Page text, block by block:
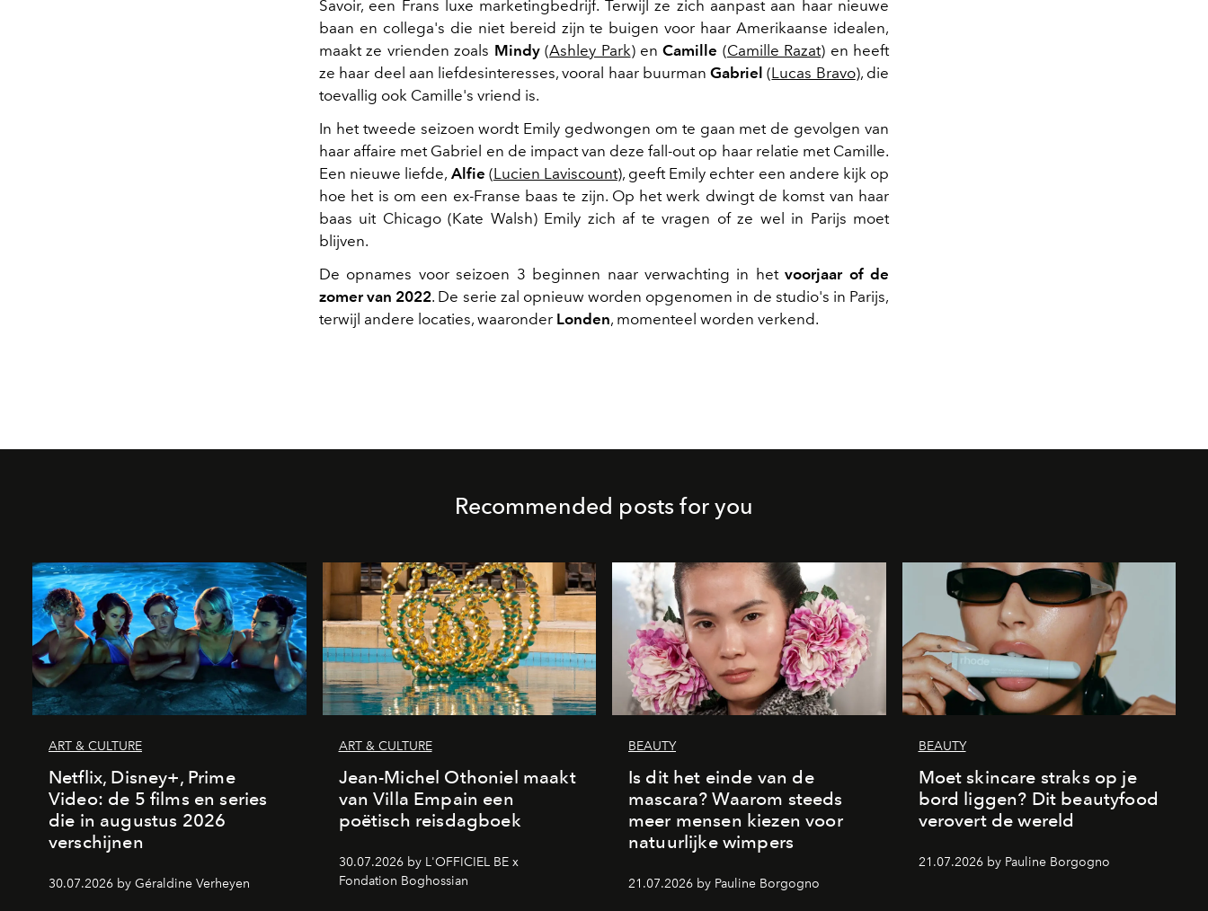
Savoir, een Frans luxe marketingbedrijf. Terwijl ze zich aanpast aan haar nieuwe
baan en collega's die niet bereid zijn te buigen voor haar Amerikaanse idealen,
maakt ze vrienden zoals Mindy(Ashley Park) enCamille (Camille Razat) en heeft
ze haar deel aan liefdesinteresses, vooral haar buurmanGabriel (Lucas Bravo), die
toevallig ook Camille's vriend is.
In het tweede seizoen wordt Emily gedwongen om te gaan met de gevolgen van
haar affaire met Gabriel en de impact van deze fall-out op haar relatie met Camille.
Een nieuwe liefde, Alfie (Lucien Laviscount), geeft Emily echter een andere kijk op
hoe het is om een ex-Franse baas te zijn. Op het werk dwingt de komst van haar
baas uit Chicago (Kate Walsh) Emily zich af te vragen of ze wel in Parijs moet
blijven.
De opnames voor seizoen 3 beginnen naar verwachting in hetvoorjaar of de
zomer van 2022. De serie zal opnieuw worden opgenomen in de studio's in Parijs,
terwijl andere locaties, waaronder Londen, momenteel worden verkend.
Recommended posts for you
ART & CULTURE
Netflix, Disney+, Prime
Video: de 5 films en series
die in augustus 2026
verschijnen
30.07.2026 by Géraldine Verheyen
ART & CULTURE
Jean-Michel Othoniel maakt
van Villa Empain een
poëtisch reisdagboek
30.07.2026 by L'OFFICIEL BE x
Fondation Boghossian
BEAUTY
Is dit het einde van de
mascara? Waarom steeds
meer mensen kiezen voor
natuurlijke wimpers
21.07.2026 by Pauline Borgogno
BEAUTY
Moet skincare straks op je
bord liggen? Dit beautyfood
verovert de wereld
21.07.2026 by Pauline Borgogno